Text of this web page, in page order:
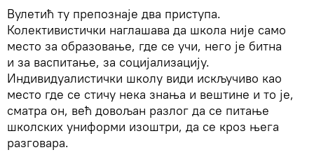
Вулетић ту препознаје два приступа.
Колективистички наглашава да школа није само
место за образовање, где се учи, него је битна
и за васпитање, за социјализацију.
Индивидуалистички школу види искључиво као
место где се стичу нека знања и вештине и то је,
сматра он, већ довољан разлог да се питање
школских униформи изоштри, да се кроз њега
разговара.